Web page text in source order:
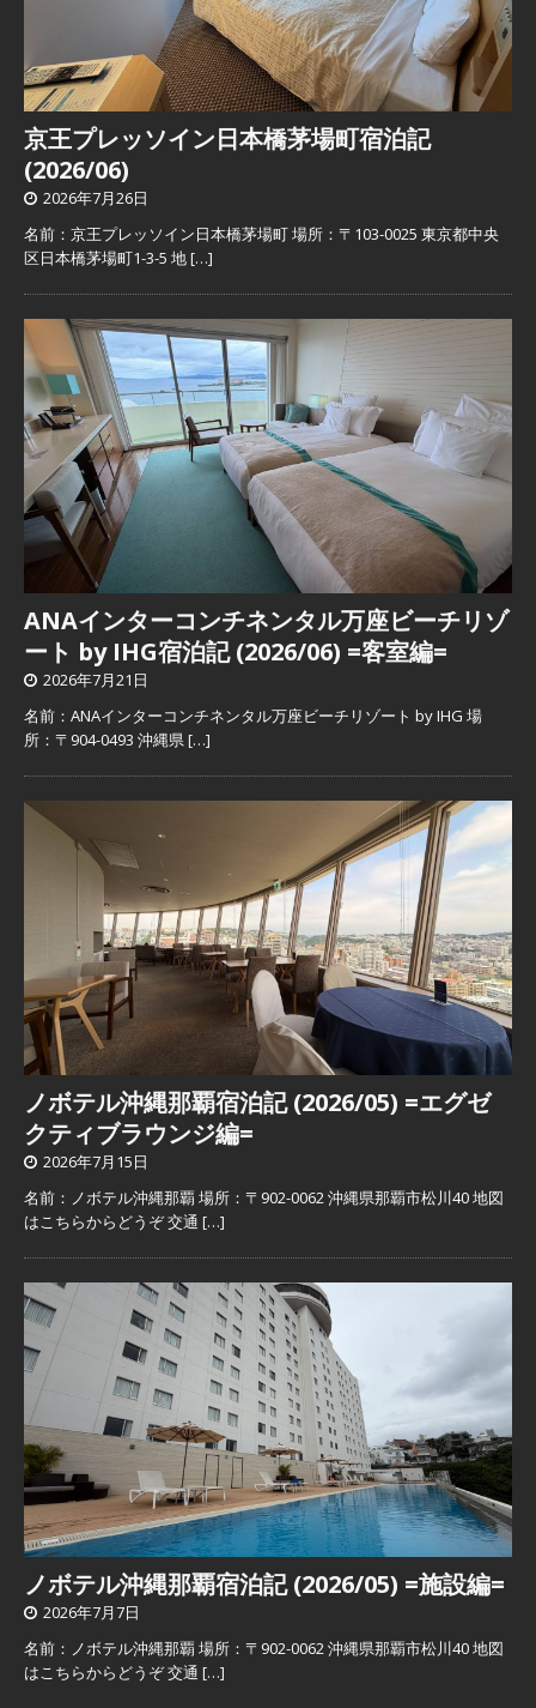
京王プレッソイン日本橋茅場町宿泊記
(2026/06)
2026年7月26日
名前：京王プレッソイン日本橋茅場町 場所：〒103-0025 東京都中央
区日本橋茅場町1-3-5 地[…]
ANAインターコンチネンタル万座ビーチリゾ
ート by IHG宿泊記 (2026/06) =客室編=
2026年7月21日
名前：ANAインターコンチネンタル万座ビーチリゾート by IHG 場
所：〒904-0493 沖縄県[…]
ノボテル沖縄那覇宿泊記 (2026/05) =エグゼ
クティブラウンジ編=
2026年7月15日
名前：ノボテル沖縄那覇 場所：〒902-0062 沖縄県那覇市松川40 地図
はこちらからどうぞ 交通 […]
ノボテル沖縄那覇宿泊記 (2026/05) =施設編=
2026年7月7日
名前：ノボテル沖縄那覇 場所：〒902-0062 沖縄県那覇市松川40 地図
はこちらからどうぞ 交通 […]